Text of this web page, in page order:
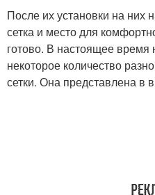
После их установки на них
сетка и место для
готово. В настоящее время
некоторое количество
сетки. Она представлена в